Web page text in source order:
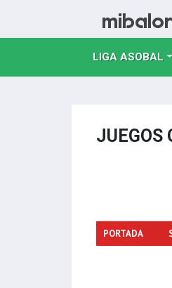
LIGA ASOBAL
JUEGOS
PORTADA